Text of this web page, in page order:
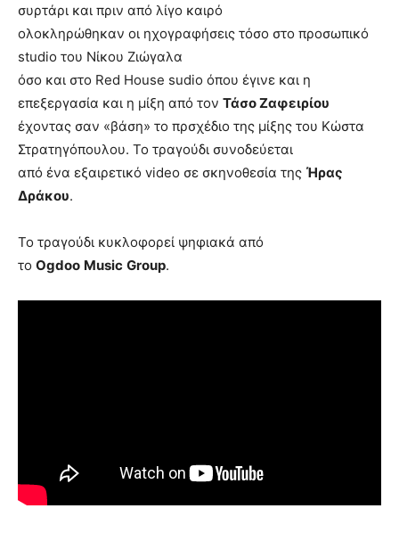
συρτάρι και πριν από λίγο καιρό
ολοκληρώθηκαν οι ηχογραφήσεις τόσο στο προσωπικό
studio του Νίκου Ζιώγαλα
όσο και στο Red House sudio όπου έγινε και η
επεξεργασία και η μίξη από τον Τάσο Ζαφειρίου
έχοντας σαν «βάση» το πρσχέδιο της μίξης του Κώστα
Στρατηγόπουλου. Το τραγούδι συνοδεύεται
από ένα εξαιρετικό video σε σκηνοθεσία της Ήρας
Δράκου.
Το τραγούδι κυκλοφορεί ψηφιακά από
το Ogdoo Music Group.